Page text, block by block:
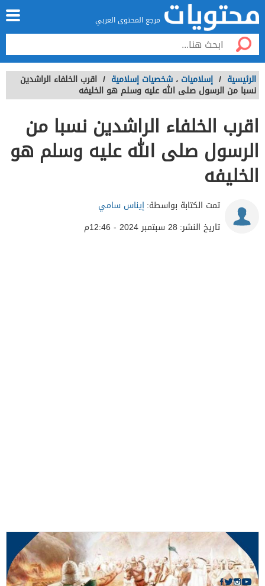
مرجع المحتوى العربي
الرئيسية / إسلاميات ، شخصيات إسلامية / اقرب الخلفاء الراشدين
نسبا من الرسول صلى الله عليه وسلم هو الخليفه
اقرب الخلفاء الراشدين نسبا من
الرسول صلى الله عليه وسلم هو
الخليفه
تمت الكتابة بواسطة:إيناس سامي
تاريخ النشر: 28 سبتمبر 2024 - 12:46م